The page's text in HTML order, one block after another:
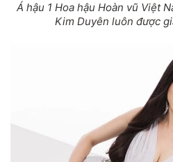
Á hậu 1 Hoa hậu Hoàn vũ Việt
Kim Duyên luôn được